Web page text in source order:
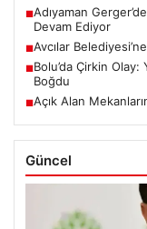
■Adıyaman
Devam Ediyor
■Avcılar
■Bolu’da Çirkin
Boğdu
■Açık Alan
Güncel